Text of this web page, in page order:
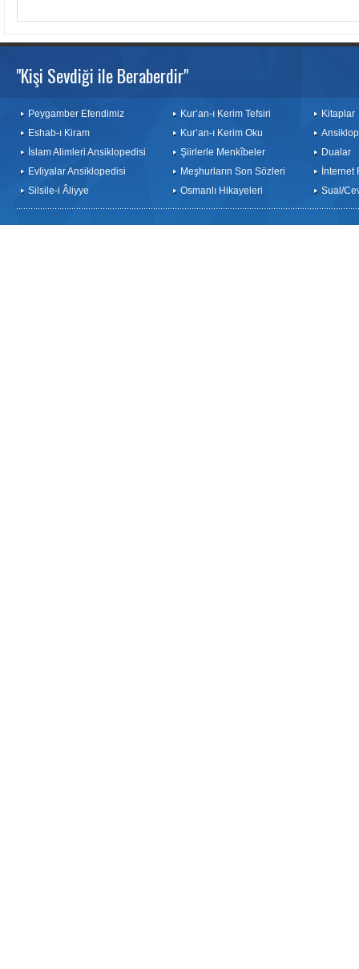
"Kişi Sevdiği ile Beraberdir"
Peygamber Efendimiz
Eshab-ı Kiram
İslam Alimleri Ansiklopedisi
Evliyalar Ansiklopedisi
Silsile-i Âliyye
Kur’an-ı Kerim Tefsiri
Kur’an-ı Kerim Oku
Şiirlerle Menkîbeler
Meşhurların Son Sözleri
Osmanlı Hikayeleri
Kitaplar
Dualar
İnternet
Sual/